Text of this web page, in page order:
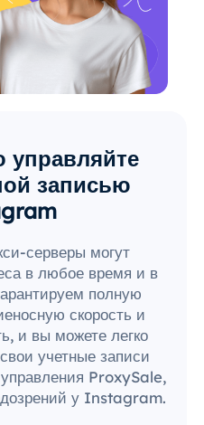
записью
серверы могут
в любое время и в
полную
скорость и
и вы можете легко
учетные записи
ProxySale,
у Instagram.